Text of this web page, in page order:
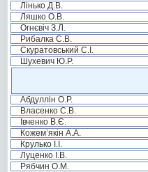
Лінько Д.В.
Ляшко О.В.
Огнєвіч З.Л.
Рибалка С.В.
Скуратовський С.І.
Шухевич Ю.Р.
Абдуллін О.Р.
Власенко С.В.
Івченко В.Є.
Кожем’якін А.А.
Крулько І.І.
Луценко І.В.
Рябчин О.М.